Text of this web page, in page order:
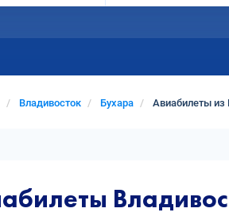
Владивосток Бухара Авиабилеты из